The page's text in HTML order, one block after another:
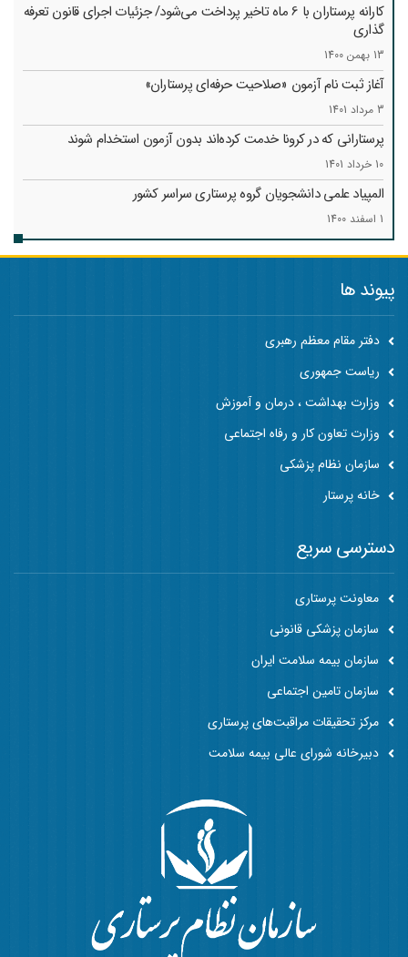
کارانه‌ پرستاران با 6 ماه تاخیر پرداخت می‌شود/ جزئیات اجرای قانون تعرفه
گذاری
13 بهمن 1400
آغاز ثبت نام آزمون «صلاحیت حرفه‌ای پرستاران»
3 مرداد 1401
پرستارانی که در کرونا خدمت کرد‌ه‌اند بدون آزمون استخدام شوند
10 خرداد 1401
المپیاد علمی دانشجویان گروه پرستاری سراسر کشور
1 اسفند 1400
پیوند ها
دفتر مقام معظم رهبری
ریاست جمهوری
وزارت بهداشت ، درمان و آموزش
وزارت تعاون کار و رفاه اجتماعی
سازمان نظام پزشکی
خانه پرستار
دسترسی سریع
معاونت پرستاری
سازمان پزشکی قانونی
سازمان بیمه سلامت ایران
سازمان تامین اجتماعی
مرکز تحقیقات مراقبت‌های پرستاری
دبیرخانه شورای عالی بیمه سلامت